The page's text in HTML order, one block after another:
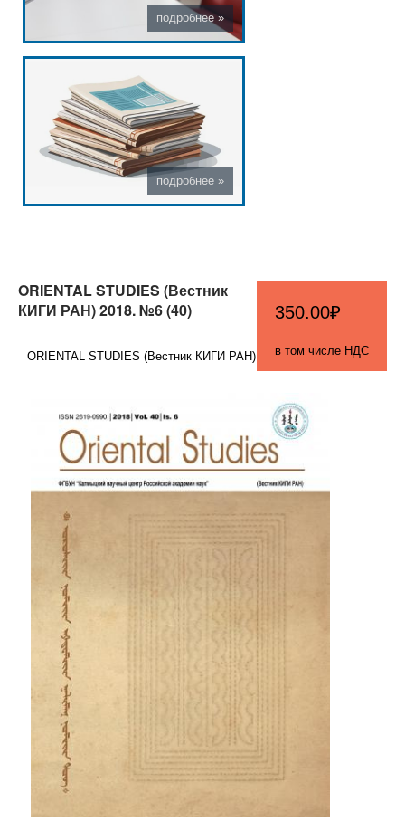
350.00₽
в том числе НДС
ORIENTAL STUDIES (Вестник
КИГИ РАН) 2018. №6 (40)
ORIENTAL STUDIES (Вестник КИГИ РАН)